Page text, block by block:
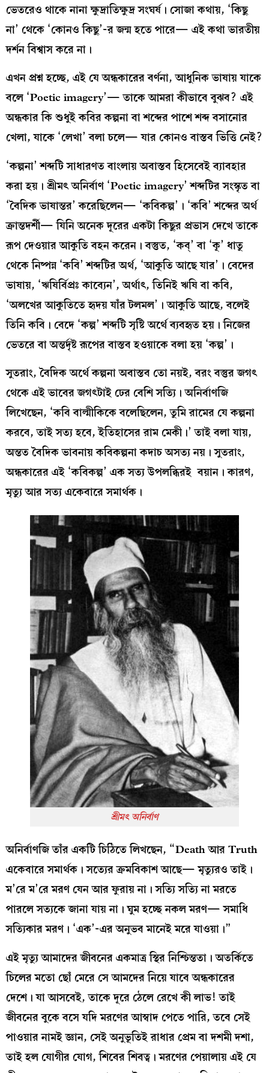
ভেতরেও থাকে নানা ক্ষুদ্রাতিক্ষুদ্র সংঘর্ষ। সোজা কথায়, ‘কিছু
না’ থেকে ‘কোনও কিছু’-র জন্ম হতে পারে— এই কথা ভারতীয়
দর্শন বিশ্বাস করে না।
এখন প্রশ্ন হচ্ছে, এই যে অন্ধকারের বর্ণনা, আধুনিক ভাষায় যাকে
বলে ‘Poetic imagery’— তাকে আমরা কীভাবে বুঝব? এই
অন্ধকার কি শুধুই কবির কল্পনা বা শব্দের পাশে শব্দ বসানোর
খেলা, যাকে ‘লেখা’ বলা চলে— যার কোনও বাস্তব ভিত্তি নেই?
‘কল্পনা’ শব্দটি সাধারণত বাংলায় অবাস্তব হিসেবেই ব্যাবহার
করা হয়। শ্রীমৎ অনির্বাণ ‘Poetic imagery’ শব্দটির সংস্কৃত বা
‘বৈদিক ভাষান্তর’ করেছিলেন— ‘কবিকল্প’। ‘কবি’ শব্দের অর্থ
ক্রান্তদর্শী— যিনি অনেক দূরের একটা কিছুর প্রভাস দেখে তাকে
রূপ দেওয়ার আকুতি বহন করেন। বস্তুত, ‘কব্‌’ বা ‘কূ’ ধাতু
থেকে নিষ্পন্ন ‘কবি’ শব্দটির অর্থ, ‘আকুতি আছে যার’। বেদের
ভাষায়, ‘ঋষির্বিপ্রঃ কাব্যেন’, অর্থাৎ, তিনিই ঋষি বা কবি,
‘অলখের আকুতিতে হৃদয় যাঁর টলমল’। আকুতি আছে, বলেই
তিনি কবি। বেদে ‘কল্প’ শব্দটি সৃষ্টি অর্থে ব্যবহৃত হয়। নিজের
ভেতরে বা অন্তর্দৃষ্ট রূপের বাস্তব হওয়াকে বলা হয় ‘কল্প’।
সুতরাং, বৈদিক অর্থে কল্পনা অবাস্তব তো নয়ই, বরং বস্তুর জগৎ
থেকে এই ভাবের জগৎটাই ঢের বেশি সত্যি। অনির্বাণজি
লিখেছেন, ‘কবি বাল্মীকিকে বলেছিলেন, তুমি রামের যে কল্পনা
করবে, তাই সত্য হবে, ইতিহাসের রাম মেকী।’ তাই বলা যায়,
অন্তত বৈদিক ভাবনায় কবিকল্পনা কদাচ অসত্য নয়। সুতরাং,
অন্ধকারের এই ‘কবিকল্প’ এক সত্য উপলব্ধিরই বয়ান। কারণ,
মৃত্যু আর সত্য একেবারে সমার্থক।
শ্রীমৎ অনির্বাণ
অনির্বাণজি তাঁর একটি চিঠিতে লিখছেন, “Death আর Truth
একেবারে সমার্থক। সত্যের ক্রমবিকাশ আছে— মৃত্যুরও তাই।
ম’রে ম’রে মরণ যেন আর ফুরায় না। সত্যি সত্যি না মরতে
পারলে সত্যকে জানা যায় না। ঘুম হচ্ছে নকল মরণ— সমাধি
সত্যিকার মরণ। ‘এক’-এর অনুভব মানেই মরে যাওয়া।”
এই মৃত্যু আমাদের জীবনের একমাত্র স্থির নিশ্চিন্ততা। অতর্কিতে
চিলের মতো ছোঁ মেরে সে আমদের নিয়ে যাবে অন্ধকারের
দেশে। যা আসবেই, তাকে দূরে ঠেলে রেখে কী লাভ! তাই
জীবনের বুকে বসে যদি মরণের আস্বাদ পেতে পারি, তবে সেই
পাওয়ার নামই জ্ঞান, সেই অনুভূতিই রাধার প্রেম বা দশমী দশা,
তাই হল যোগীর যোগ, শিবের শিবত্ব। মরণের পেয়ালায় এই যে